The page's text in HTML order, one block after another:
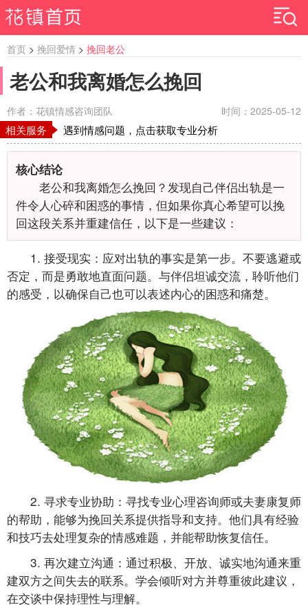
首页 > 挽回爱情 > 挽回老公
老公和我离婚怎么挽回
作者：花镇情感咨询团队 时间：2025-05-12
相关服务 遇到情感问题，点击获取专业分析
核心结论
老公和我离婚怎么挽回？发现自己伴侣出轨是一
件令人心碎和困惑的事情，但如果你真心希望可以挽
回这段关系并重建信任，以下是一些建议：
1. 接受现实：应对出轨的事实是第一步。不要逃避或
否定，而是勇敢地直面问题。与伴侣坦诚交流，聆听他们
的感受，以确保自己也可以表述内心的困惑和痛楚。
2. 寻求专业协助：寻找专业心理咨询师或夫妻康复师
的帮助，能够为挽回关系提供指导和支持。他们具有经验
和技巧去处理复杂的情感难题，并能帮助恢复信任。
3. 再次建立沟通：通过积极、开放、诚实地沟通来重
建双方之间失去的联系。学会倾听对方并尊重彼此建议，
在交谈中保持理性与理解。